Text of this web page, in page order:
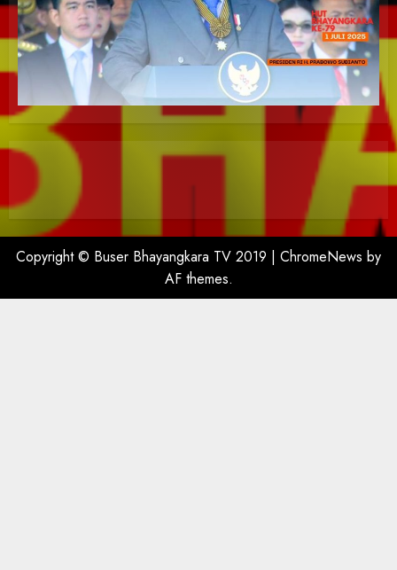
Copyright © Buser Bhayangkara TV 2019 | ChromeNews by
AF themes.